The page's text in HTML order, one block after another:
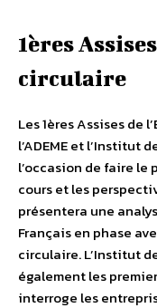
1ères
circulaire
Les 1ères Assises de
l’ADEME et l’Institut
l’occasion de faire le
cours et les
présentera une
Français en phase
circulaire. L’Institut
également les
interroge les